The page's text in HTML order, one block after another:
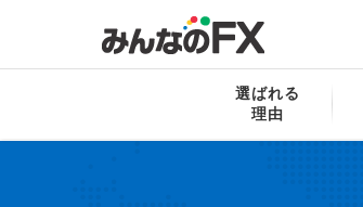
選ばれる
理由
お知らせ一覧